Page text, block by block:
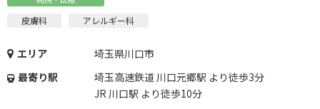
皮膚科 アレルギー科
エリア
埼玉県川口市
最寄り駅
埼玉高速鉄道 川口元郷駅 より徒歩3分
JR 川口駅 より徒歩10分